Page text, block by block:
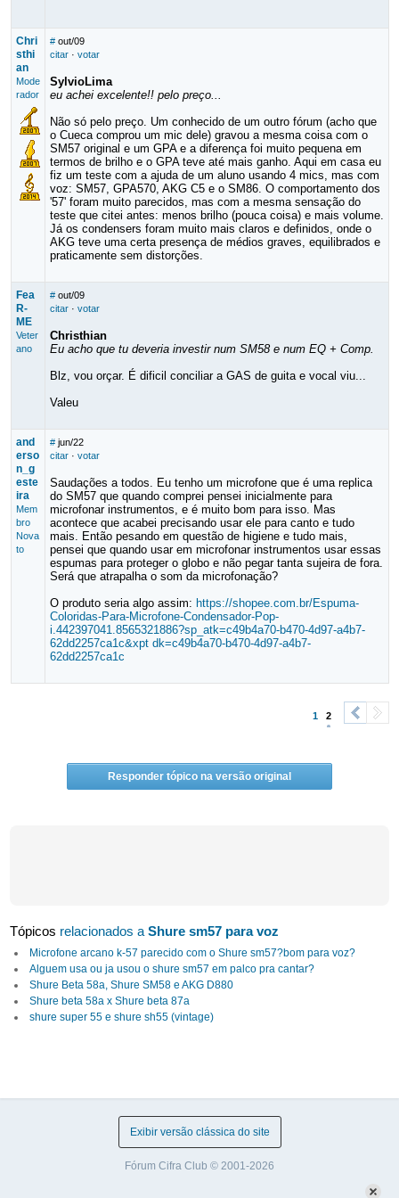
Chri
sthi
an
Mode
rador
# out/09
citar· votar
SylvioLima
eu achei excelente!! pelo preço...
Não só pelo preço. Um conhecido de um outro fórum (acho que
o Cueca comprou um mic dele) gravou a mesma coisa com o
SM57 original e um GPA e a diferença foi muito pequena em
termos de brilho e o GPA teve até mais ganho. Aqui em casa eu
fiz um teste com a ajuda de um aluno usando 4 mics, mas com
voz: SM57, GPA570, AKG C5 e o SM86. O comportamento dos
'57' foram muito parecidos, mas com a mesma sensação do
teste que citei antes: menos brilho (pouca coisa) e mais volume.
Já os condensers foram muito mais claros e definidos, onde o
AKG teve uma certa presença de médios graves, equilibrados e
praticamente sem distorções.
Fea
R-
ME
Veter
ano
# out/09
citar· votar
Christhian
Eu acho que tu deveria investir num SM58 e num EQ + Comp.
Blz, vou orçar. É dificil conciliar a GAS de guita e vocal viu...
Valeu
and
erso
n_g
este
ira
Mem
bro
Nova
to
# jun/22
citar· votar
Saudações a todos. Eu tenho um microfone que é uma replica
do SM57 que quando comprei pensei inicialmente para
microfonar instrumentos, e é muito bom para isso. Mas
acontece que acabei precisando usar ele para canto e tudo
mais. Então pesando em questão de higiene e tudo mais,
pensei que quando usar em microfonar instrumentos usar essas
espumas para proteger o globo e não pegar tanta sujeira de fora.
Será que atrapalha o som da microfonação?
O produto seria algo assim: https://shopee.com.br/Espuma-
Coloridas-Para-Microfone-Condensador-Pop-
i.442397041.8565321886?sp_atk=c49b4a70-b470-4d97-a4b7-
62dd2257ca1c&xpt dk=c49b4a70-b470-4d97-a4b7-
62dd2257ca1c
1 2
Responder tópico na versão original
Tópicos relacionados aShure sm57 para voz
Microfone arcano k-57 parecido com o Shure sm57?bom para voz?
Alguem usa ou ja usou o shure sm57 em palco pra cantar?
Shure Beta 58a, Shure SM58 e AKG D880
Shure beta 58a x Shure beta 87a
shure super 55 e shure sh55 (vintage)
Exibir versão clássica do site
Fórum Cifra Club © 2001-2026